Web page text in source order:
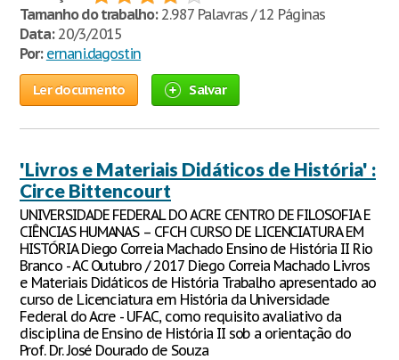
Tamanho do trabalho:2.987 Palavras / 12 Páginas
Data:20/3/2015
Por: ernani.dagostin
Ler documento Salvar
'Livros e Materiais Didáticos de História' :
Circe Bittencourt
UNIVERSIDADE FEDERAL DO ACRE CENTRO DE FILOSOFIA E
CIÊNCIAS HUMANAS – CFCH CURSO DE LICENCIATURA EM
HISTÓRIA Diego Correia Machado Ensino de História II Rio
Branco - AC Outubro / 2017 Diego Correia Machado Livros
e Materiais Didáticos de História Trabalho apresentado ao
curso de Licenciatura em História da Universidade
Federal do Acre - UFAC, como requisito avaliativo da
disciplina de Ensino de História II sob a orientação do
Prof. Dr. José Dourado de Souza